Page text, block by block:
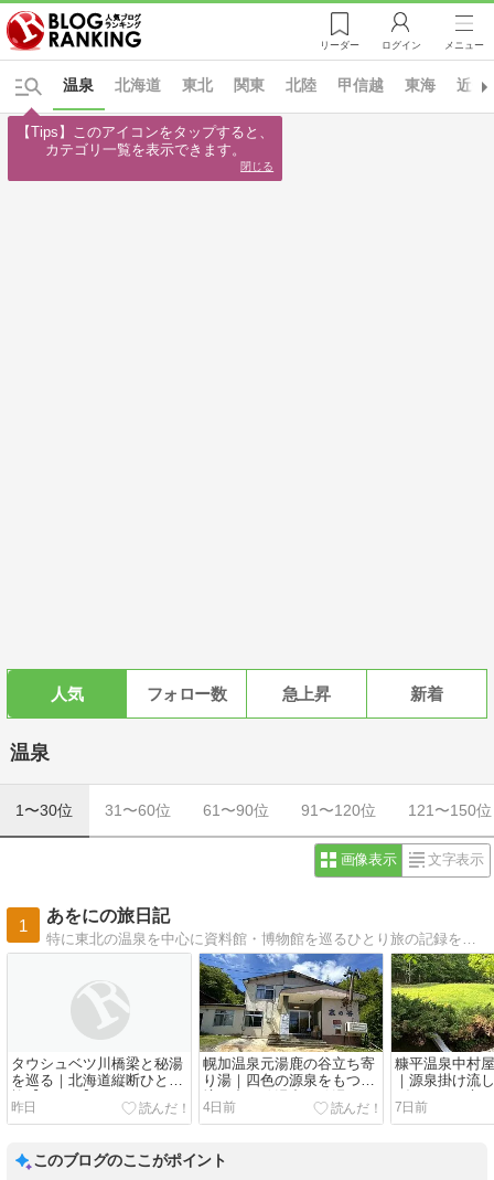
リーダー ログイン メニュー
北海道 東北 関東 北陸 甲信越 東海 近畿
温泉
人気 フォロー数 急上昇 新着
温泉
1〜30位 31〜60位 61〜90位 91〜120位 121〜150位
画像表示 文字表示
1
あをにの旅日記
タウシュベツ川橋梁と秘湯
を巡る｜北海道縦断ひとり
旅【五日目】
昨日
幌加温泉元湯鹿の谷立ち寄
り湯｜四色の源泉をもつ秘
境の中の秘湯中の秘湯
4日前
糠平温泉中村
｜源泉掛け流
ダンさの両立
7日前
このブログのここがポイント
【Tips】このアイコンをタップすると、
カテゴリ一覧を表示できます。
閉じる